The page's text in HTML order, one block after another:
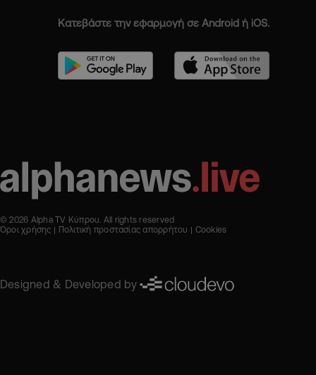
Κατεβάστε την εφαρμογή σε Android ή iOS.
© 2026 Alpha TV Κύπρου. All rights reserved
Όροι χρήσης
Πολιτική προστασίας απορρήτου Cookies
Designed & Developed by